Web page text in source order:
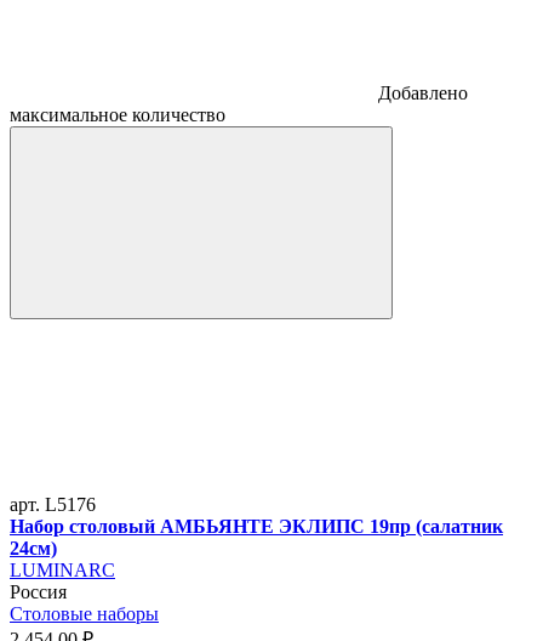
Добавлено
максимальное количество
арт. L5176
Набор столовый АМБЬЯНТЕ ЭКЛИПС 19пр (салатник
24см)
LUMINARC
Россия
Столовые наборы